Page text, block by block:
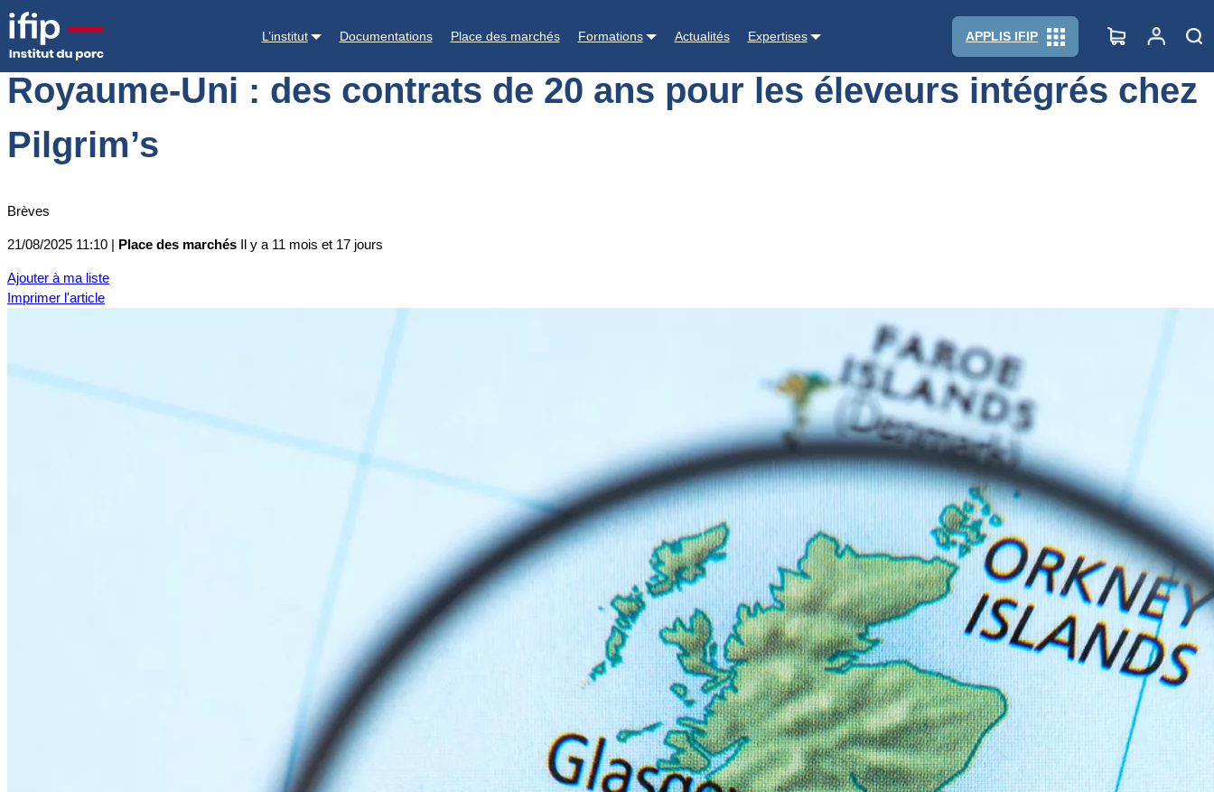
L’institut Documentations Place des marchés Formations Actualités Expertises APPLIS IFIP
Accueil Place des marchés
Royaume-Uni : des contrats de 20 ans pour les éleveurs intégrés chez
Pilgrim’s
Brèves
21/08/2025 11:10 | Place des marchés Il y a 11 mois et 17 jours
Ajouter à ma liste
Imprimer l'article